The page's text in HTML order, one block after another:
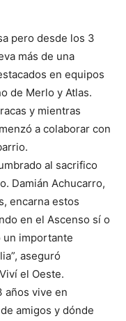
pero desde los 3
más de una
en equipos
de Merlo y Atlas.
y mientras
a colaborar con
al sacrifico
Damián Achucarro,
encarna estos
en el Ascenso sí o
un importante
aseguró
el Oeste.
años vive en
amigos y dónde